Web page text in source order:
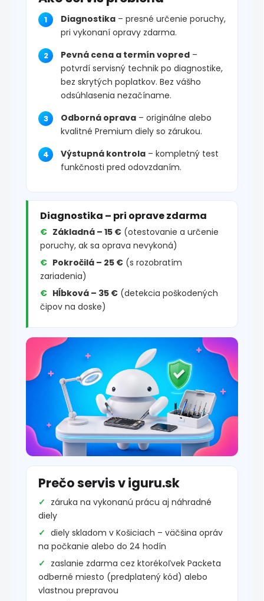
Diagnostika – presné určenie poruchy,
pri vykonaní opravy zdarma.
Pevná cena a termín vopred –
potvrdí servisný technik po diagnostike,
bez skrytých poplatkov. Bez vášho
odsúhlasenia nezačíname.
Odborná oprava – originálne alebo
kvalitné Premium diely so zárukou.
Výstupná kontrola – kompletný test
funkčnosti pred odovzdaním.
Diagnostika – pri oprave zdarma
Základná – 15 € (otestovanie a určenie
poruchy, ak sa oprava nevykoná)
Pokročilá – 25 € (s rozobratím
zariadenia)
Hĺbková – 35 € (detekcia poškodených
čipov na doske)
Prečo servis v iguru.sk
záruka na vykonanú prácu aj náhradné
diely
diely skladom v Košiciach – väčšina opráv
na počkanie alebo do 24 hodín
zaslanie zdarma cez ktorékoľvek Packeta
odberné miesto (predplatený kód) alebo
vlastnou prepravou